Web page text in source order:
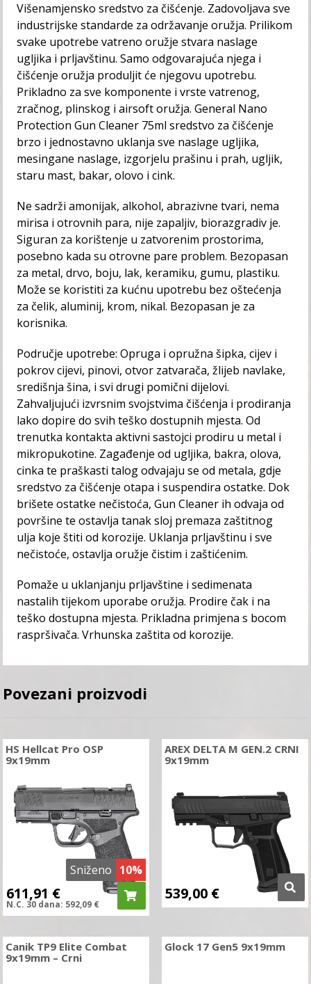
Višenamjensko sredstvo za čišćenje. Zadovoljava sve
industrijske standarde za održavanje oružja. Prilikom
svake upotrebe vatreno oružje stvara naslage
ugljika i prljavštinu. Samo odgovarajuća njega i
čišćenje oružja produljit će njegovu upotrebu.
Prikladno za sve komponente i vrste vatrenog,
zračnog, plinskog i airsoft oružja. General Nano
Protection Gun Cleaner 75ml sredstvo za čišćenje
brzo i jednostavno uklanja sve naslage ugljika,
mesingane naslage, izgorjelu prašinu i prah, ugljik,
staru mast, bakar, olovo i cink.
Ne sadrži amonijak, alkohol, abrazivne tvari, nema
mirisa i otrovnih para, nije zapaljiv, biorazgradiv je.
Siguran za korištenje u zatvorenim prostorima,
posebno kada su otrovne pare problem. Bezopasan
za metal, drvo, boju, lak, keramiku, gumu, plastiku.
Može se koristiti za kućnu upotrebu bez oštećenja
za čelik, aluminij, krom, nikal. Bezopasan je za
korisnika.
Područje upotrebe: Opruga i opružna šipka, cijev i
pokrov cijevi, pinovi, otvor zatvarača, žlijeb navlake,
središnja šina, i svi drugi pomični dijelovi.
Zahvaljujući izvrsnim svojstvima čišćenja i prodiranja
lako dopire do svih teško dostupnih mjesta. Od
trenutka kontakta aktivni sastojci prodiru u metal i
mikropukotine. Zagađenje od ugljika, bakra, olova,
cinka te praškasti talog odvajaju se od metala, gdje
sredstvo za čišćenje otapa i suspendira ostatke. Dok
brišete ostatke nečistoća, Gun Cleaner ih odvaja od
površine te ostavlja tanak sloj premaza zaštitnog
ulja koje štiti od korozije. Uklanja prljavštinu i sve
nečistoće, ostavlja oružje čistim i zaštićenim.
Pomaže u uklanjanju prljavštine i sedimenata
nastalih tijekom uporabe oružja. Prodire čak i na
teško dostupna mjesta. Prikladna primjena s bocom
raspršivača. Vrhunska zaštita od korozije.
Povezani proizvodi
Sniženo 10%
HS Hellcat Pro OSP
9x19mm
611,91 €
N.C. 30 dana: 592,09 €
AREX DELTA M GEN.2 CRNI
9x19mm
539,00 €
Canik TP9 Elite Combat
9x19mm – Crni
Glock 17 Gen5 9x19mm